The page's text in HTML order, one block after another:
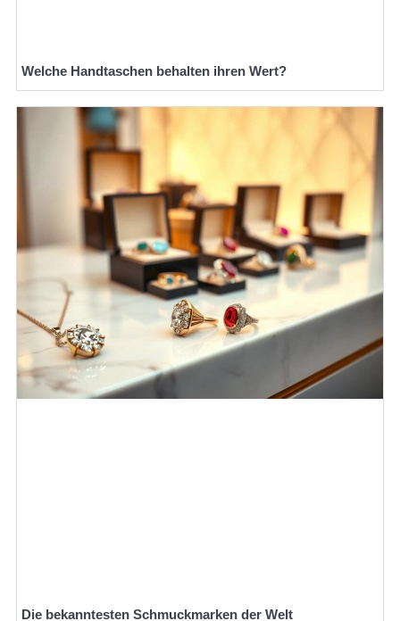
Welche Handtaschen behalten ihren Wert?
Die bekanntesten Schmuckmarken der Welt